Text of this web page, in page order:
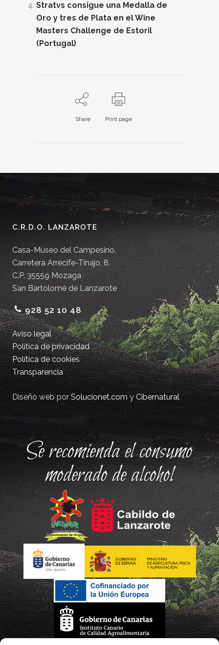
Stratvs consigue una Medalla de
Oro y tres de Plata en el Wine
Masters Challenge de Estoril
(Portugal)
Share Print page
C.R.D.O. LANZAROTE
Casa-Museo del Campesino.
Carretera Arrecife-Tinajo, 8.
C.P. 35559 Mozaga
San Bartolomé de Lanzarote
928 52 10 48
Aviso legal
Política de privacidad
Política de cookies
Transparencia
Diseño web porSolucionet.comyCibernatural
Se recomienda el consumo
moderado de alcohol